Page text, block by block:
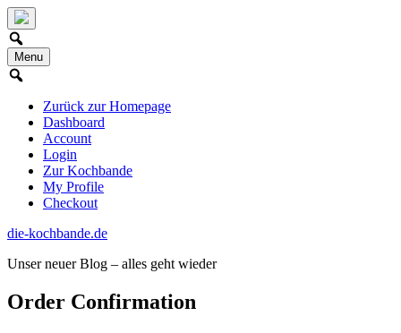
Skip
to
content
Menu
Zurück zur Homepage
Dashboard
Account
Login
Zur Kochbande
My Profile
Checkout
die-kochbande.de
Unser neuer Blog – alles geht wieder
Order Confirmation